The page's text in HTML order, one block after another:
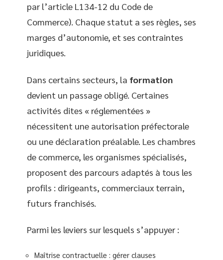
par l’article L134-12 du Code de
Commerce). Chaque statut a ses règles, ses
marges d’autonomie, et ses contraintes
juridiques.
Dans certains secteurs, la formation
devient un passage obligé. Certaines
activités dites « réglementées »
nécessitent une autorisation préfectorale
ou une déclaration préalable. Les chambres
de commerce, les organismes spécialisés,
proposent des parcours adaptés à tous les
profils : dirigeants, commerciaux terrain,
futurs franchisés.
Parmi les leviers sur lesquels s’appuyer :
Maîtrise contractuelle : gérer clauses